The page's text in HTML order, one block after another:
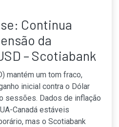
Continua
da
– Scotiabank
mantém um tom fraco,
inicial contra o Dólar
sessões. Dados de inflação
Canadá estáveis
mas o Scotiabank